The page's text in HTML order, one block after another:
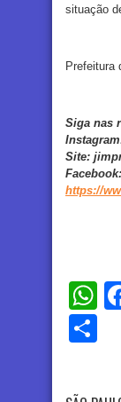
situação
Prefeitura
Siga nas
Site:
Facebook:
https://